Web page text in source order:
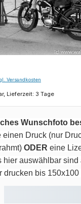
Versandkosten
Lieferzeit: 3 Tage
Wunschfoto
einen Druck (nur
ODER eine
hier auswählbar sind
drucken bis 150x100